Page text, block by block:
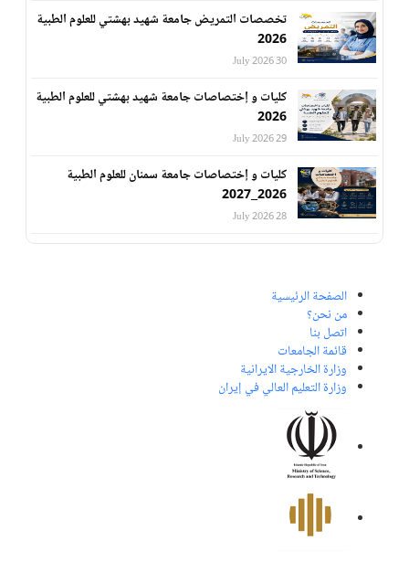
تخصصات التمريض جامعة شهيد بهشتي للعلوم الطبية
2026
30 July 2026
كليات و إختصاصات جامعة شهيد بهشتي للعلوم الطبية
2026
29 July 2026
كليات و إختصاصات جامعة سمنان للعلوم الطبية
2026_2027
28 July 2026
الصفحة الرئيسية
من نحن؟
اتصل بنا
قائمة الجامعات
وزارة الخارجية الايرانية
وزارة التعليم العالي في إيران